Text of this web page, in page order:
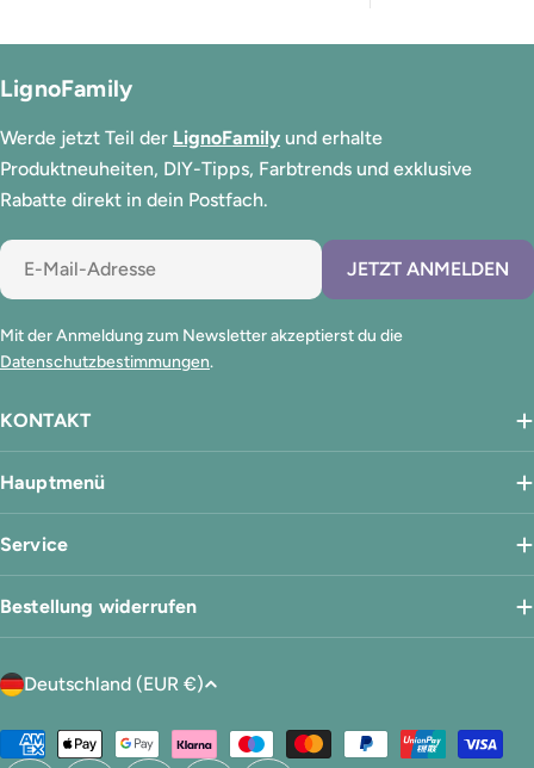
KONTAKT
Hauptmenü
Service
LignoFamily
Werde jetzt Teil der LignoFamily und erhalte
Produktneuheiten, DIY-Tipps, Farbtrends und exklusive
Rabatte direkt in dein Postfach.
E-
Mail
JETZT ANMELDEN
Mit der Anmeldung zum Newsletter akzeptierst du die
Datenschutzbestimmungen.
Bestellung widerrufen
L
n
Deutschland (EUR €)
Zahlungsmethoden